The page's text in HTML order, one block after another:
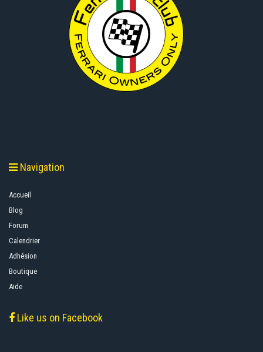
Navigation
Accueil
Blog
Forum
Calendrier
Adhésion
Boutique
Aide
Like us on Facebook